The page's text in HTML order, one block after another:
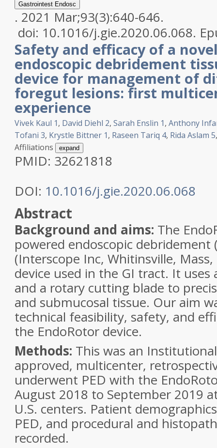
Gastrointest Endosc
. 2021 Mar;93(3):640-646.
doi: 10.1016/j.gie.2020.06.068.
Safety and efficacy of a
endoscopic debridement
device for management of
foregut lesions: first
experience
Vivek Kaul 1, David Diehl 2, Sarah Enslin 1, Anthony
Tofani 3, Krystle Bittner 1, Raseen Tariq 4, Rida Aslam 5
Affiliations
expand
PMID: 32621818
DOI: 10.1016/j.gie.2020.06.068
Abstract
Background and aims: The
powered endoscopic debridement
(Interscope Inc, Whitinsville, Mass,
device used in the GI tract. It uses
and a rotary cutting blade to
and submucosal tissue. Our aim
technical feasibility, safety, and
the EndoRotor device.
Methods: This was an
approved, multicenter,
underwent PED with the
August 2018 to September 2019
U.S. centers. Patient
PED, and procedural and
recorded.